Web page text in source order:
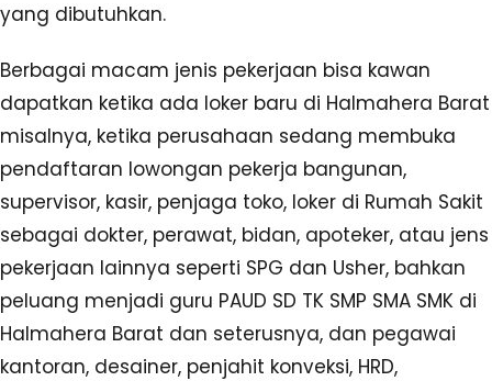
yang dibutuhkan.
Berbagai macam jenis pekerjaan bisa kawan
dapatkan ketika ada loker baru di Halmahera Barat
misalnya, ketika perusahaan sedang membuka
pendaftaran lowongan pekerja bangunan,
supervisor, kasir, penjaga toko, loker di Rumah Sakit
sebagai dokter, perawat, bidan, apoteker, atau jens
pekerjaan lainnya seperti SPG dan Usher, bahkan
peluang menjadi guru PAUD SD TK SMP SMA SMK di
Halmahera Barat dan seterusnya, dan pegawai
kantoran, desainer, penjahit konveksi, HRD,